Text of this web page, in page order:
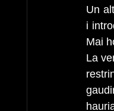
Un
i
Mai
La